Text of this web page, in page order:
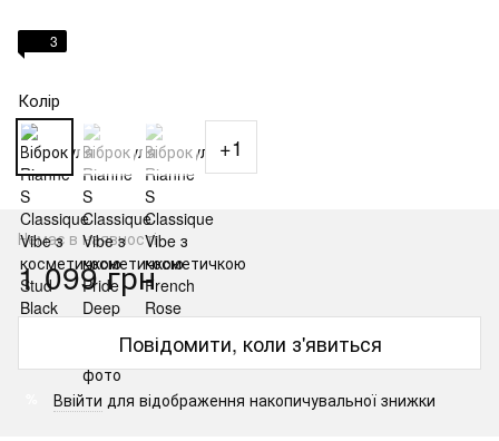
3
Колір
+1
Немає в наявності
1 099 грн
Повідомити, коли з'явиться
Ввійти для відображення накопичувальної знижки